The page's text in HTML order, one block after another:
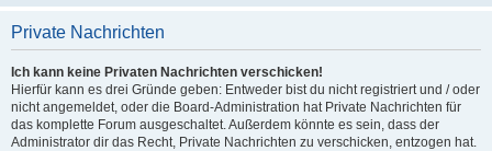
Private Nachrichten
Ich kann keine Privaten Nachrichten verschicken!
Hierfür kann es drei Gründe geben: Entweder bist du nicht registriert und / oder
nicht angemeldet, oder die Board-Administration hat Private Nachrichten für
das komplette Forum ausgeschaltet. Außerdem könnte es sein, dass der
Administrator dir das Recht, Private Nachrichten zu verschicken, entzogen hat.